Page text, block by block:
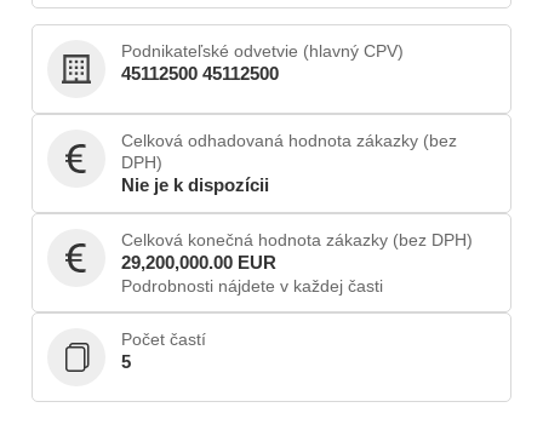
Podnikateľské odvetvie (hlavný CPV)
45112500 45112500
Celková odhadovaná hodnota zákazky (bez
DPH)
Nie je k dispozícii
Celková konečná hodnota zákazky (bez DPH)
29,200,000.00 EUR
Podrobnosti nájdete v každej časti
Počet častí
5